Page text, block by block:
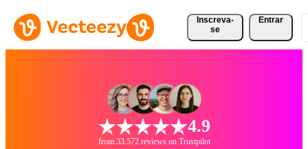
Inscreva-
se
Entrar
4.9
from 33.572 reviews on Trustpilot